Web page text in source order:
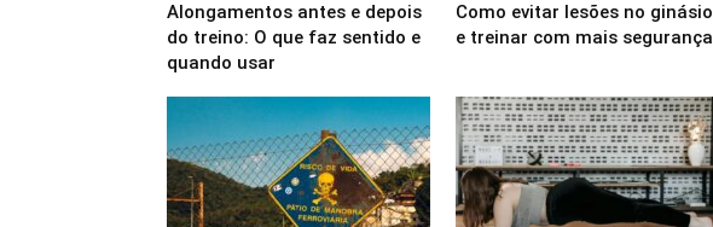
Alongamentos antes e depois
do treino: O que faz sentido e
quando usar
Como evitar lesões no ginásio
e treinar com mais segurança